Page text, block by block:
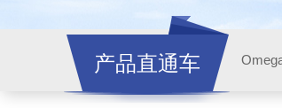
产品直通车